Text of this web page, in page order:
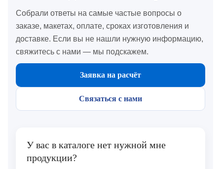
Собрали ответы на самые частые вопросы о
заказе, макетах, оплате, сроках изготовления и
доставке. Если вы не нашли нужную информацию,
свяжитесь с нами — мы подскажем.
Заявка на расчёт
Связаться с нами
У вас в каталоге нет нужной мне
продукции?